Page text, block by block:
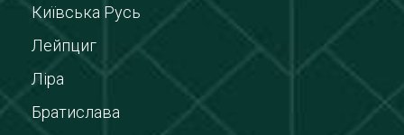
Київська Русь
Лейпциг
Ліра
Братислава